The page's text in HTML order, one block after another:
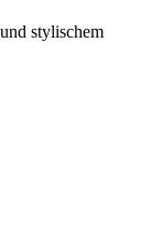
stylischem